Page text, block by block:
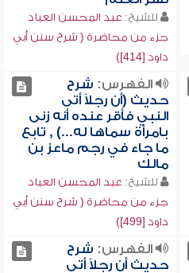
للشيخ: عبد المحسن العباد
جزء من محاضرة ( شرح سنن أبي
داود [414])
الفهرس: شرح
حديث (أن رجلاً أتى
النبي فأقر عنده أنه زنى
بامرأة سماها له...) , تابع
ما جاء في رجم ماعز بن
مالك
للشيخ: عبد المحسن العباد
جزء من محاضرة ( شرح سنن أبي
داود [499])
الفهرس: شرح
حديث أن رجلاً أتى